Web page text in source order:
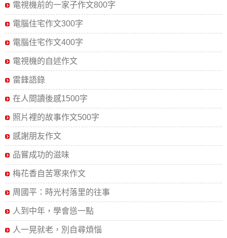
電視機前的一家子作文800字
電腦住宅作文300字
電腦住宅作文400字
電視機的自述作文
雷鋒語錄
在人間讀後感1500字
照片裡的故事作文500字
感謝朋友作文
品嘗成功的滋味
梅花香自苦寒來作文
周國平：時光村落里的往事
人到中年，學會慫一點
人一晃就老，別自尋煩惱